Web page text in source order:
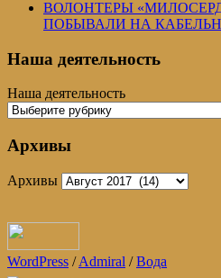
ВОЛОНТЕРЫ
ПОБЫВАЛИ НА
Наша деятельность
Наша деятельность
Архивы
Архивы
WordPress /Admiral /Вода